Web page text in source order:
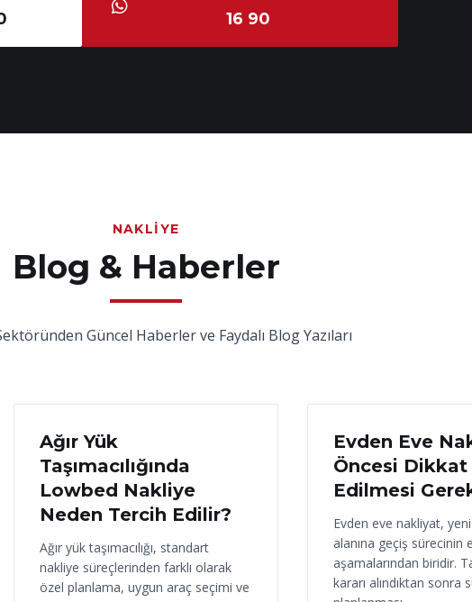
16 90
NAKLIYE
Blog & Haberler
Güncel Haberler ve Faydalı Blog Yazıları
17 Haziran 2026
Ağır Yük
Taşımacılığında
Lowbed Nakliye
Neden Tercih Edilir?
Ağır yük taşımacılığı, standart
nakliye süreçlerinden farklı olarak
özel planlama, uygun araç seçimi ve
16 Haziran 2026
Evden Eve
Öncesi Dikkat
Edilmesi
Evden eve nakliyat,
alanına geçiş sürecinin
aşamalarından biridir.
kararı alındıktan sonra